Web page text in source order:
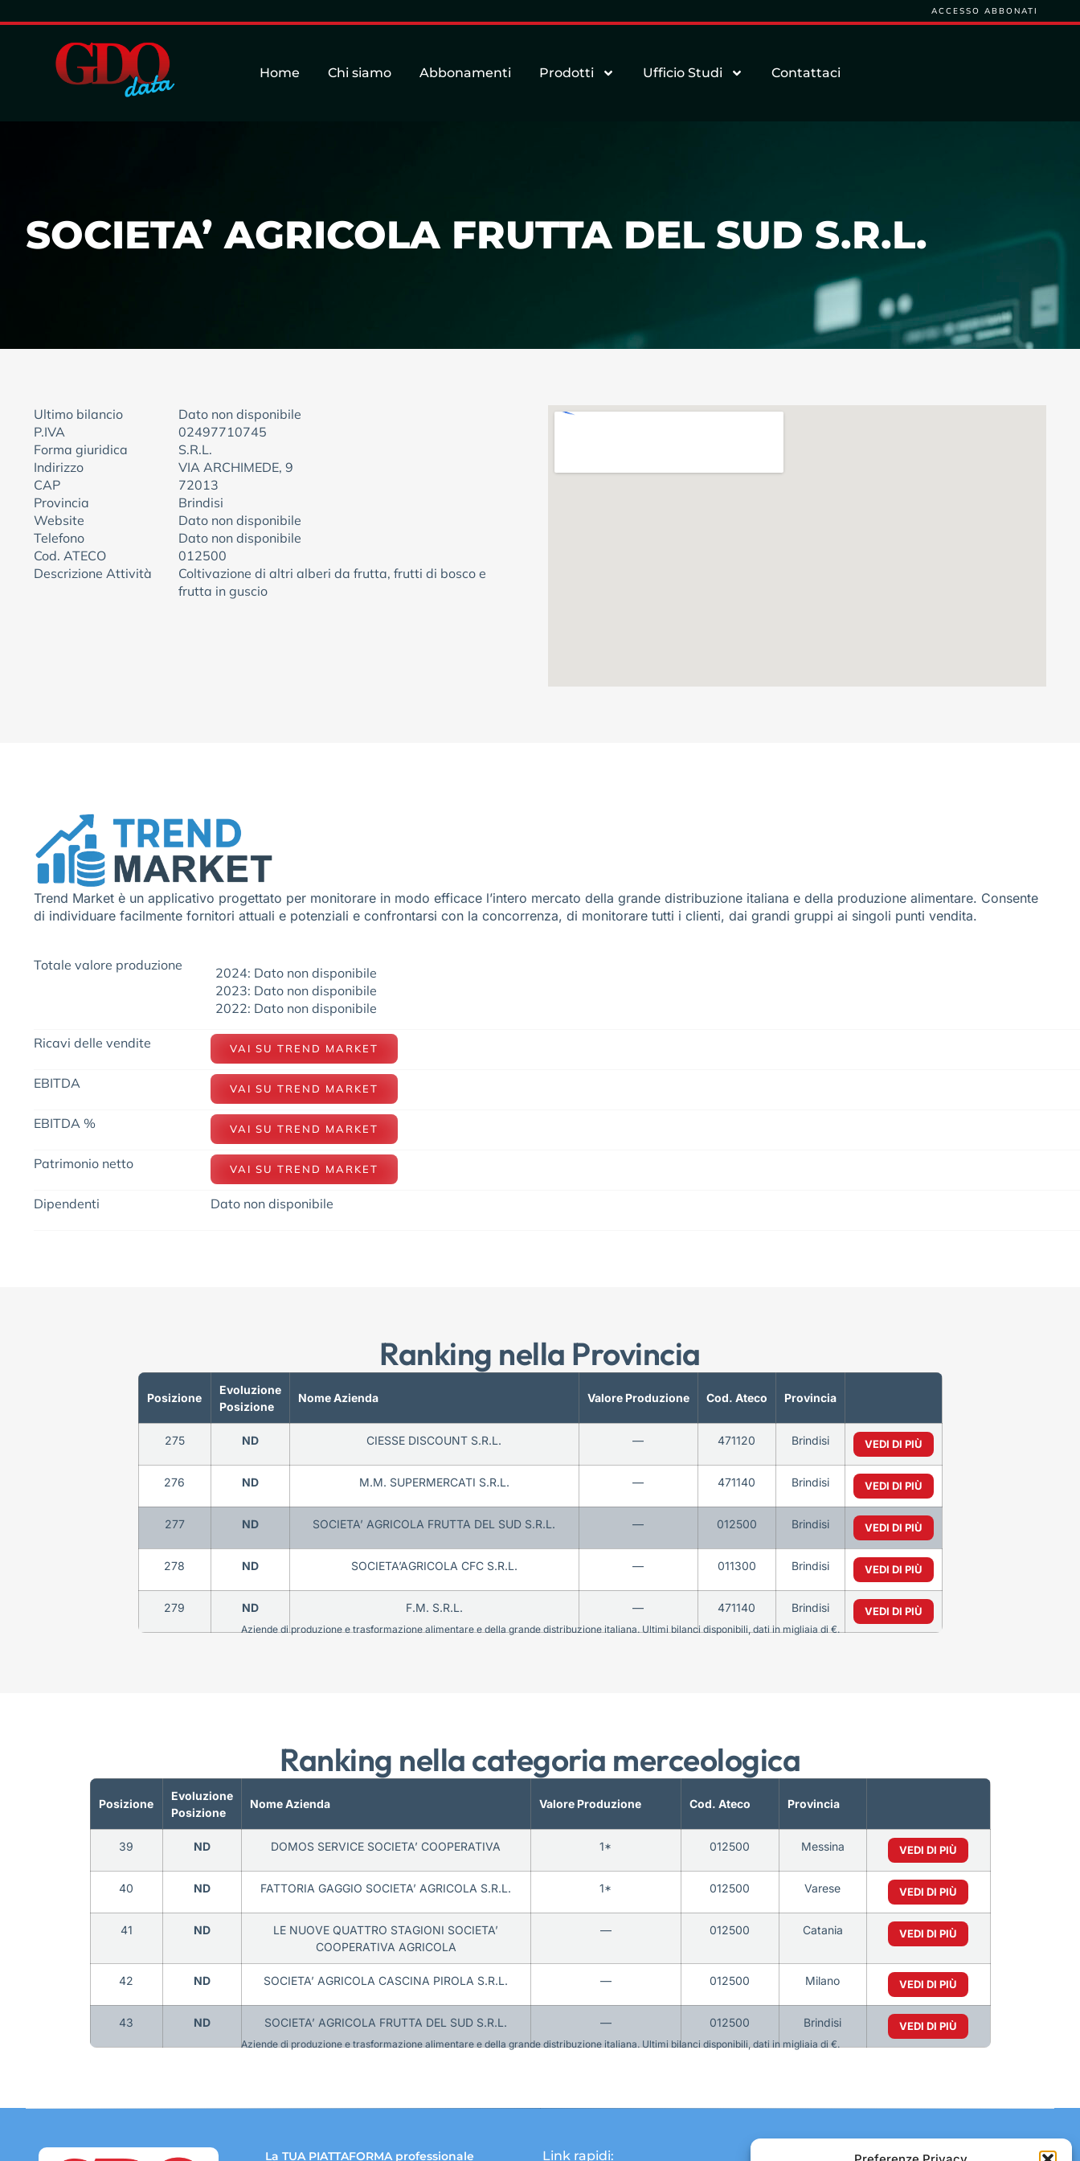
ACCESSO ABBONATI
Home Chi siamo Abbonamenti Prodotti Ufficio Studi Contattaci
SOCIETA’ AGRICOLA FRUTTA DEL SUD S.R.L.
Ultimo bilancio
Dato non disponibile
P.IVA
02497710745
Forma giuridica
S.R.L.
Indirizzo
VIA ARCHIMEDE, 9
CAP
72013
Provincia
Brindisi
Website
Dato non disponibile
Telefono
Dato non disponibile
Cod. ATECO
012500
Descrizione Attività
Coltivazione di altri alberi da frutta, frutti di bosco e
frutta in guscio
Trend Market è un applicativo progettato per monitorare in modo efficace l’intero mercato della grande distribuzione italiana e della produzione alimentare. Consente
di individuare facilmente fornitori attuali e potenziali e confrontarsi con la concorrenza, di monitorare tutti i clienti, dai grandi gruppi ai singoli punti vendita.
Totale valore produzione
2024: Dato non disponibile
2023: Dato non disponibile
2022: Dato non disponibile
Ricavi delle vendite VAI SU TREND MARKET
EBITDA VAI SU TREND MARKET
EBITDA % VAI SU TREND MARKET
Patrimonio netto VAI SU TREND MARKET
Dipendenti Dato non disponibile
Ranking nella Provincia
Posizione
Evoluzione
Posizione
Nome Azienda Valore Produzione Cod. Ateco Provincia
275 ND CIESSE DISCOUNT S.R.L. — 471120 Brindisi VEDI DI PIÙ
276 ND M.M. SUPERMERCATI S.R.L. — 471140 Brindisi VEDI DI PIÙ
277 ND SOCIETA’ AGRICOLA FRUTTA DEL SUD S.R.L. — 012500 Brindisi VEDI DI PIÙ
278 ND SOCIETA’AGRICOLA CFC S.R.L. — 011300 Brindisi VEDI DI PIÙ
279 ND F.M. S.R.L. — 471140 Brindisi VEDI DI PIÙ
Aziende di produzione e trasformazione alimentare e della grande distribuzione italiana. Ultimi bilanci disponibili, dati in migliaia di €.
Ranking nella categoria merceologica
Posizione
Evoluzione
Posizione
Nome Azienda Valore Produzione Cod. Ateco Provincia
39 ND DOMOS SERVICE SOCIETA’ COOPERATIVA 1* 012500 Messina VEDI DI PIÙ
40 ND FATTORIA GAGGIO SOCIETA’ AGRICOLA S.R.L. 1* 012500 Varese VEDI DI PIÙ
41 ND
LE NUOVE QUATTRO STAGIONI SOCIETA’
COOPERATIVA AGRICOLA
— 012500 Catania VEDI DI PIÙ
42 ND SOCIETA’ AGRICOLA CASCINA PIROLA S.R.L. — 012500 Milano VEDI DI PIÙ
43 ND SOCIETA’ AGRICOLA FRUTTA DEL SUD S.R.L. — 012500 Brindisi VEDI DI PIÙ
Aziende di produzione e trasformazione alimentare e della grande distribuzione italiana. Ultimi bilanci disponibili, dati in migliaia di €.
La TUA PIATTAFORMA professionale Link rapidi: